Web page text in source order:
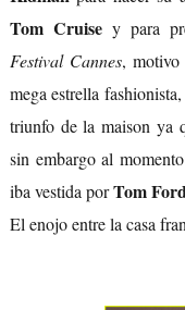
Tom Cruisey para
Festival Cannes, motivo
mega estrella
triunfo de la maison ya
sin embargo al
iba vestida porTom
El enojo entre la casa